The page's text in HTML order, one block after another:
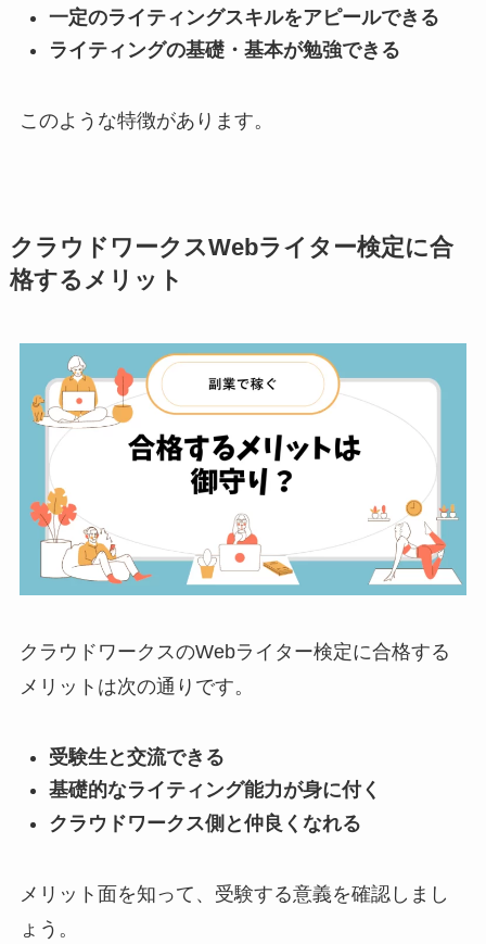
一定のライティングスキルをアピールできる
ライティングの基礎・基本が勉強できる
このような特徴があります。
クラウドワークスWebライター検定に合
格するメリット
クラウドワークスのWebライター検定に合格する
メリットは次の通りです。
受験生と交流できる
基礎的なライティング能力が身に付く
クラウドワークス側と仲良くなれる
メリット面を知って、受験する意義を確認しまし
ょう。